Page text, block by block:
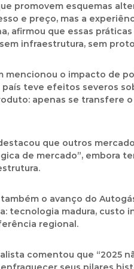
promovem esquemas
e preço, mas a
afirmou que essas
infraestrutura, sem
mencionou o impacto de
teve efeitos severos
apenas se transfere
que outros
de mercado”,
também o avanço do
tecnologia madura, custo
regional.
comentou que “2025